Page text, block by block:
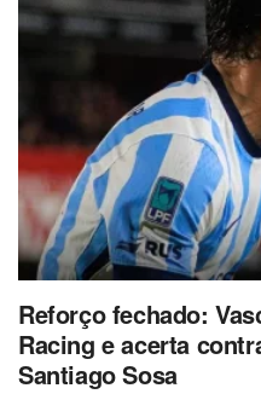
Reforço fechado:
Racing e acerta
Santiago Sosa